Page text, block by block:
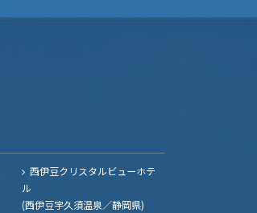
西伊豆クリスタルビューホテ
ル
(西伊豆宇久須温泉／静岡県)